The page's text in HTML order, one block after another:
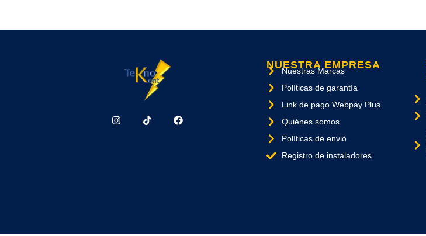
NUESTRA EMPRESA
Nuestras Marcas
Políticas de garantía
Link de pago Webpay Plus
Quiénes somos
Políticas de envió
Registro de instaladores